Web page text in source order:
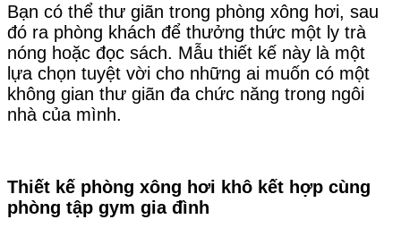
Bạn có thể thư giãn trong phòng xông hơi, sau
đó ra phòng khách để thưởng thức một ly trà
nóng hoặc đọc sách. Mẫu thiết kế này là một
lựa chọn tuyệt vời cho những ai muốn có một
không gian thư giãn đa chức năng trong ngôi
nhà của mình.
Thiết kế phòng xông hơi khô kết hợp cùng
phòng tập gym gia đình